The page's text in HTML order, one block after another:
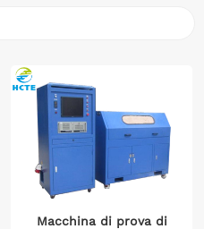
Macchina di prova di